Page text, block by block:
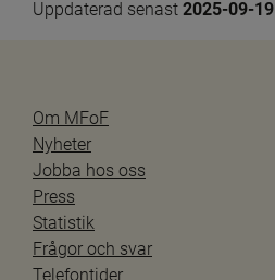
Uppdaterad senast 2025-09-19
Om MFoF
Nyheter
Jobba hos oss
Press
Statistik
Frågor och svar
Telefontider